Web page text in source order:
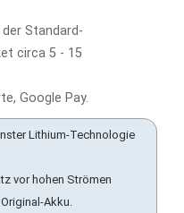
Standard-
circa 5 - 15
Google Pay.
Lithium-Technologie
vor hohen Strömen
Akku.